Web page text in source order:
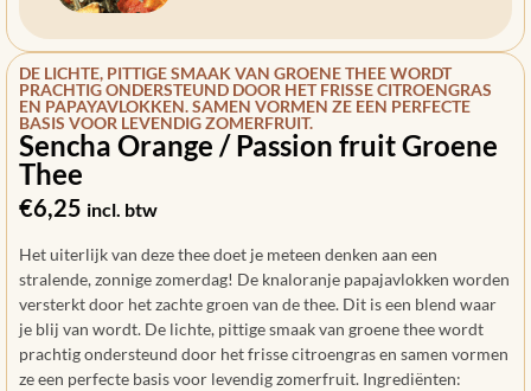
DE LICHTE, PITTIGE SMAAK VAN GROENE THEE WORDT
PRACHTIG ONDERSTEUND DOOR HET FRISSE CITROENGRAS
EN PAPAYAVLOKKEN. SAMEN VORMEN ZE EEN PERFECTE
BASIS VOOR LEVENDIG ZOMERFRUIT.
Sencha Orange / Passion fruit Groene
Thee
€6,25 incl. btw
Het uiterlijk van deze thee doet je meteen denken aan een
stralende, zonnige zomerdag! De knaloranje papajavlokken worden
versterkt door het zachte groen van de thee. Dit is een blend waar
je blij van wordt. De lichte, pittige smaak van groene thee wordt
prachtig ondersteund door het frisse citroengras en samen vormen
ze een perfecte basis voor levendig zomerfruit. Ingrediënten: